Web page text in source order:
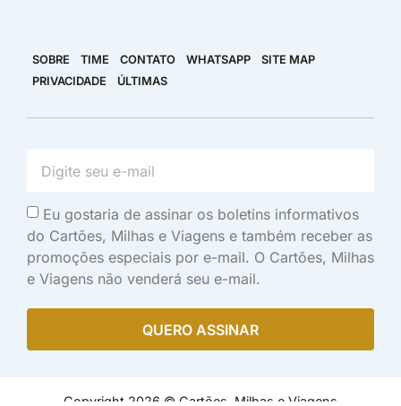
SOBRE TIME CONTATO WHATSAPP
SITE MAP
PRIVACIDADE
ÚLTIMAS
Eu gostaria de assinar os boletins informativos
do Cartões, Milhas e Viagens e também receber as
promoções especiais por e-mail. O Cartões, Milhas
e Viagens não venderá seu e-mail.
QUERO ASSINAR
Copyright 2026 © Cartões, Milhas e Viagens